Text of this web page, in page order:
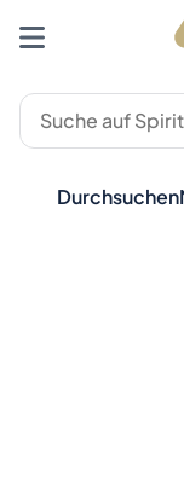
Durchsuchen